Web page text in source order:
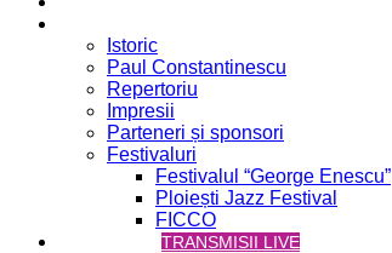
Istoric
Paul Constantinescu
Repertoriu
Impresii
Parteneri și sponsori
Festivaluri
Festivalul “George Enescu”
Ploiești Jazz Festival
FICCO
TRANSMISII LIVE